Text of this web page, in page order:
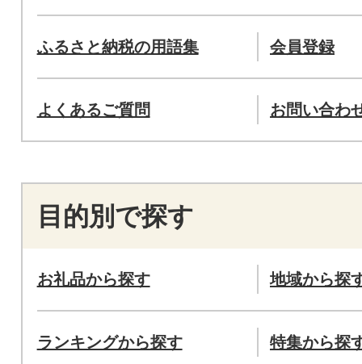
ふるさと納税の用語集 会員登録
よくあるご質問 お問い合わ
目的別で探す
お礼品から探す 地域から探
ランキングから探す 特集から探